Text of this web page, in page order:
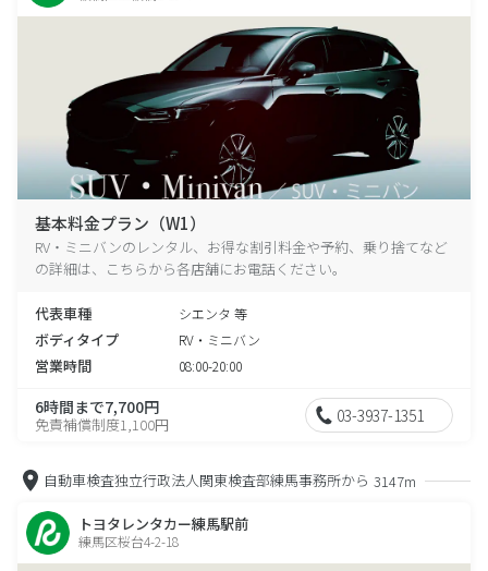
基本料金プラン（W1）
RV・ミニバンのレンタル、お得な割引料金や予約、乗り捨てなど
の詳細は、こちらから各店舗にお電話ください。
代表車種 シエンタ 等
ボディタイプ RV・ミニバン
営業時間 08:00-20:00
6時間まで7,700円
免責補償制度1,100円 03-3937-1351
自動車検査独立行政法人関東検査部練馬事務所から 3147m
トヨタレンタカー練馬駅前
練馬区桜台4-2-18